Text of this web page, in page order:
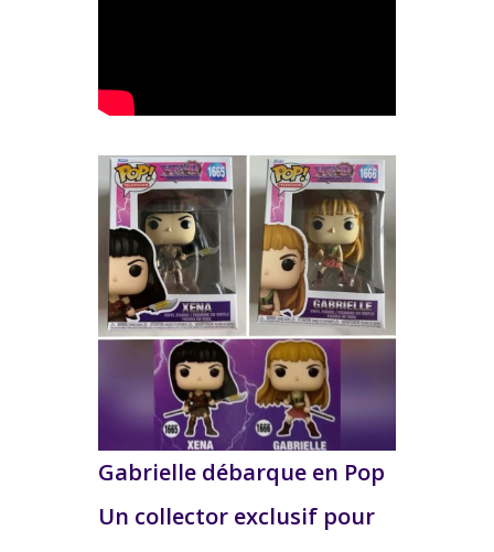
Gabrielle débarque en Pop
Un collector exclusif pour